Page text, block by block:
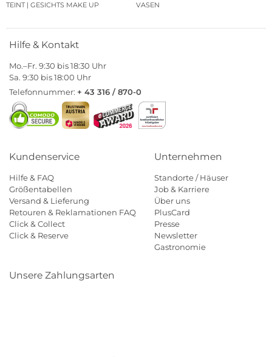
TEINT | GESICHTS MAKE UP
VASEN
Hilfe & Kontakt
Mo.–Fr. 9:30 bis 18:30 Uhr
Sa. 9:30 bis 18:00 Uhr
Telefonnummer: + 43 316 / 870-0
Kundenservice
Hilfe & FAQ
Größentabellen
Versand & Lieferung
Retouren & Reklamationen FAQ
Click & Collect
Click & Reserve
Unternehmen
Standorte / Häuser
Job & Karriere
Über uns
PlusCard
Presse
Newsletter
Gastronomie
Unsere Zahlungsarten